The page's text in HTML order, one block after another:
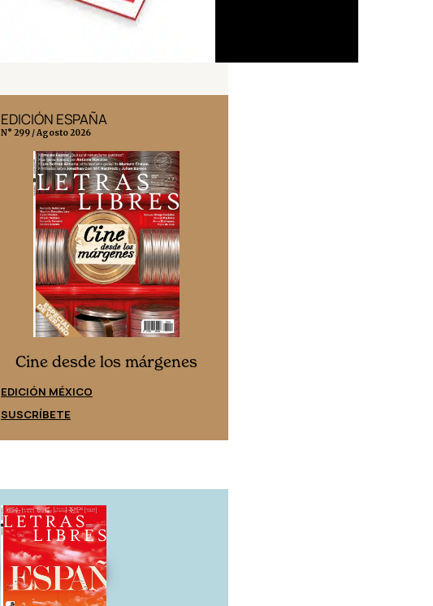
EDICIÓN ESPAÑA
N° 299 / Agosto 2026
Cine desde los márgenes
EDICIÓN MÉXICO
SUSCRÍBETE